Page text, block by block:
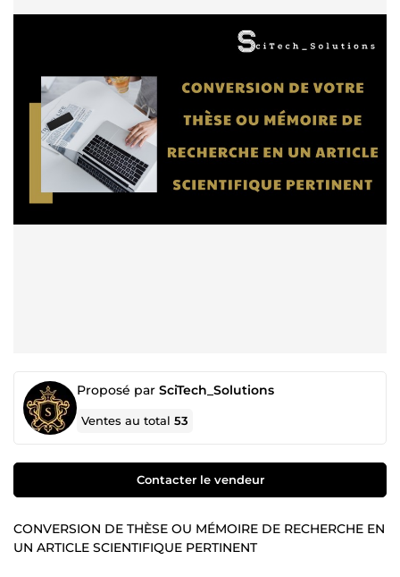
Proposé par SciTech_Solutions
Ventes au total53
Contacter le vendeur
CONVERSION DE THÈSE OU MÉMOIRE DE RECHERCHE EN
UN ARTICLE SCIENTIFIQUE PERTINENT